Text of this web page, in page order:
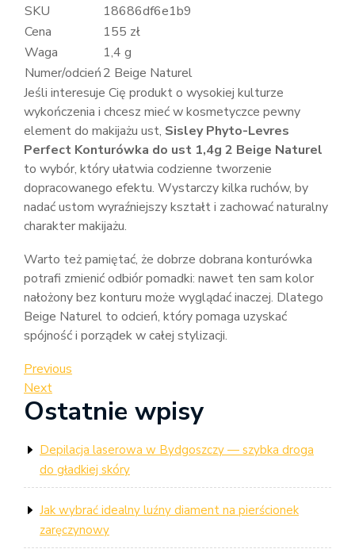
SKU
18686df6e1b9
Cena
155 zł
Waga
1,4 g
Numer/odcień2 Beige Naturel
Jeśli interesuje Cię produkt o wysokiej kulturze
wykończenia i chcesz mieć w kosmetyczce pewny
element do makijażu ust, Sisley Phyto-Levres
Perfect Konturówka do ust 1,4g 2 Beige Naturel
to wybór, który ułatwia codzienne tworzenie
dopracowanego efektu. Wystarczy kilka ruchów, by
nadać ustom wyraźniejszy kształt i zachować naturalny
charakter makijażu.
Warto też pamiętać, że dobrze dobrana konturówka
potrafi zmienić odbiór pomadki: nawet ten sam kolor
nałożony bez konturu może wyglądać inaczej. Dlatego
Beige Naturel to odcień, który pomaga uzyskać
spójność i porządek w całej stylizacji.
Nawigacja
wpisu
Previous
Post
Previous
Next
Post
Next
Ostatnie wpisy
Depilacja laserowa w Bydgoszczy — szybka droga
do gładkiej skóry
Jak wybrać idealny luźny diament na pierścionek
zaręczynowy